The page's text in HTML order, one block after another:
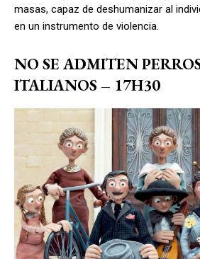
masas, capaz de deshumanizar al
en un instrumento de violencia.
NO SE ADMITEN
ITALIANOS – 17H30